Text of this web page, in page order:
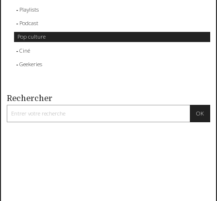
Playlists
Podcast
Pop culture
Ciné
Geekeries
Rechercher